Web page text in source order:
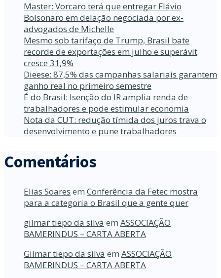
Master: Vorcaro terá que entregar Flávio
Bolsonaro em delação negociada por ex-
advogados de Michelle
Mesmo sob tarifaço de Trump, Brasil bate
recorde de exportações em julho e superávit
cresce 31,9%
Dieese: 87,5% das campanhas salariais garantem
ganho real no primeiro semestre
É do Brasil: Isenção do IR amplia renda de
trabalhadores e pode estimular economia
Nota da CUT: redução tímida dos juros trava o
desenvolvimento e pune trabalhadores
Comentários
Elias Soares em Conferência da Fetec mostra
para a categoria o Brasil que a gente quer
gilmar tiepo da silva em ASSOCIAÇÃO
BAMERINDUS – CARTA ABERTA
Gilmar tiepo da silva em ASSOCIAÇÃO
BAMERINDUS – CARTA ABERTA